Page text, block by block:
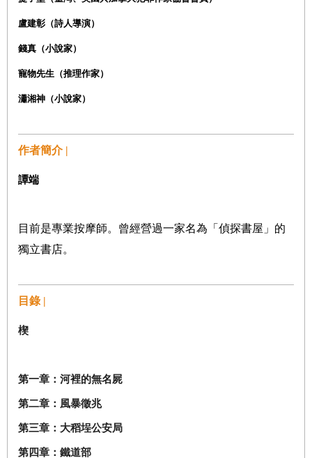
盧建彰（詩人導演）
錢真（小說家）
寵物先生（推理作家）
瀟湘神（小說家）
作者簡介 |
譚端
目前是專業按摩師。曾經營過一家名為「偵探書屋」的
獨立書店。
目錄 |
楔
第一章：河裡的無名屍
第二章：風暴徵兆
第三章：大稻埕公安局
第四章：鐵道部